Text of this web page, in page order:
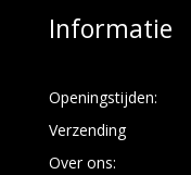
Informatie
Openingstijden:
Verzending
Over ons: